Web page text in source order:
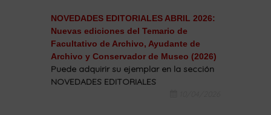
NOVEDADES EDITORIALES ABRIL 2026:
Nuevas ediciones del Temario de
Facultativo de Archivo, Ayudante de
Archivo y Conservador de Museo (2026)
Puede adquirir su ejemplar en la sección
NOVEDADES EDITORIALES